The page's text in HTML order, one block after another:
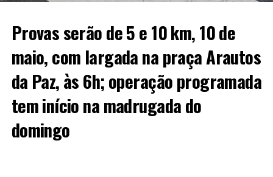
Provas serão de 5 e 10 km, 10 de
maio, com largada na praça Arautos
da Paz, às 6h; operação programada
tem início na madrugada do
domingo